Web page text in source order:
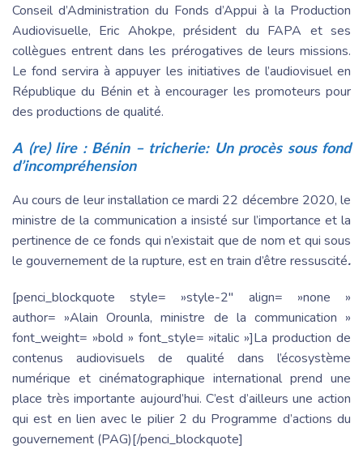
Conseil d’Administration du Fonds d’Appui à la Production
Audiovisuelle, Eric Ahokpe, président du FAPA et ses
collègues entrent dans les prérogatives de leurs missions.
Le fond servira à appuyer les initiatives de l’audiovisuel en
République du Bénin et à encourager les promoteurs pour
des productions de qualité.
A (re) lire : Bénin – tricherie: Un procès sous fond
d’incompréhension
Au cours de leur installation ce mardi 22 décembre 2020, le
ministre de la communication a insisté sur l’importance et la
pertinence de ce fonds qui n’existait que de nom et qui sous
le gouvernement de la rupture, est en train d’être ressuscité.
[penci_blockquote style= »style-2″ align= »none »
author= »Alain Orounla, ministre de la communication »
font_weight= »bold » font_style= »italic »]La production de
contenus audiovisuels de qualité dans l’écosystème
numérique et cinématographique international prend une
place très importante aujourd’hui. C’est d’ailleurs une action
qui est en lien avec le pilier 2 du Programme d’actions du
gouvernement (PAG)[/penci_blockquote]